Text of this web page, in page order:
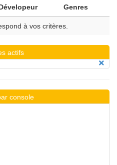
Genres
à vos critères.
actifs
console